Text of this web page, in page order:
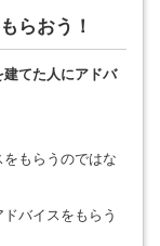
らおう！
建てた人にアドバ
もらうのではな
バイスをもらう